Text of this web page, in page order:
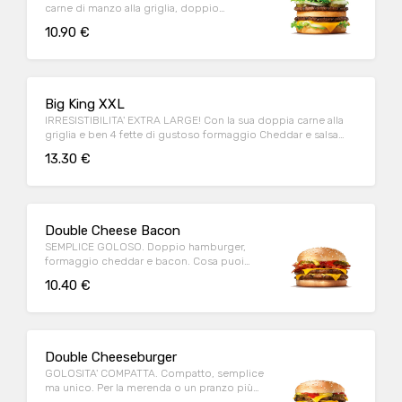
carne di manzo alla griglia, doppio
10.90 €
Big King XXL
IRRESISTIBILITA' EXTRA LARGE! Con la sua doppia carne alla
griglia e ben 4 fette di gustoso formaggio Cheddar e salsa
13.30 €
Double Cheese Bacon
SEMPLICE GOLOSO. Doppio hamburger,
formaggio cheddar e bacon. Cosa puoi
10.40 €
Double Cheeseburger
GOLOSITA' COMPATTA. Compatto, semplice
ma unico. Per la merenda o un pranzo più